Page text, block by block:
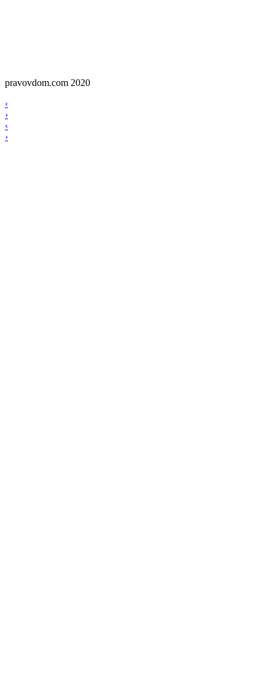
pravovdom.com 2020
Scroll
Up
Навигация
по
записям
‹
›
Навигация
по
‹
›